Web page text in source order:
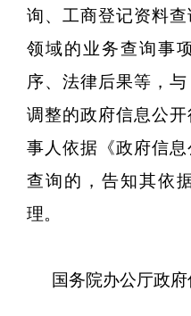
询、工商登记资料
领域的业务查询事
序、法律后果等，
调整的政府信息公
事人依据《政府信
查询的，告知其依
理。
国务院办公厅政